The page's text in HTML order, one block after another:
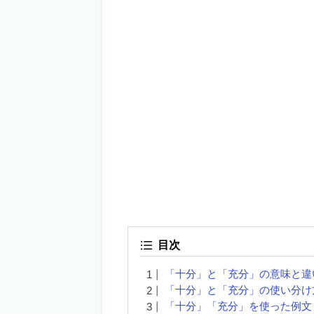
目次
「十分」と「充分」の意味と
「十分」と「充分」の使い分
「十分」「充分」を使った例文